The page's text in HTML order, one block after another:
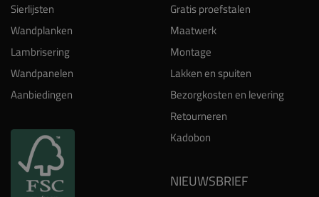
Sierlijsten
Wandplanken
Lambrisering
Wandpanelen
Aanbiedingen
Gratis proefstalen
Maatwerk
Montage
Lakken en spuiten
Bezorgkosten en levering
Retourneren
Kadobon
NIEUWSBRIEF